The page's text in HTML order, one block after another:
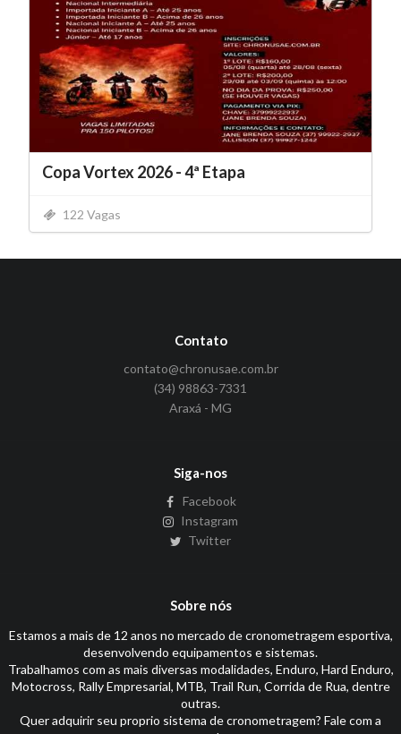
Copa Vortex 2026 - 4ª Etapa
122 Vagas
Contato
contato@chronusae.com.br
(34) 98863-7331
Araxá - MG
Siga-nos
Facebook
Instagram
Twitter
Sobre nós
Estamos a mais de 12 anos no mercado de cronometragem esportiva,
desenvolvendo equipamentos e sistemas.
Trabalhamos com as mais diversas modalidades, Enduro, Hard Enduro,
Motocross, Rally Empresarial, MTB, Trail Run, Corrida de Rua, dentre
outras.
Quer adquirir seu proprio sistema de cronometragem? Fale com a